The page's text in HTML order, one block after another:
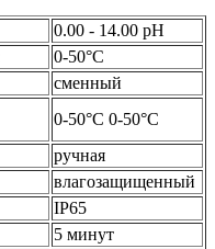
0.00 - 14.00 pH
0-50°C
сменный
0-50°C 0-50°C
ручная
влагозащищенный
IP65
5 минут